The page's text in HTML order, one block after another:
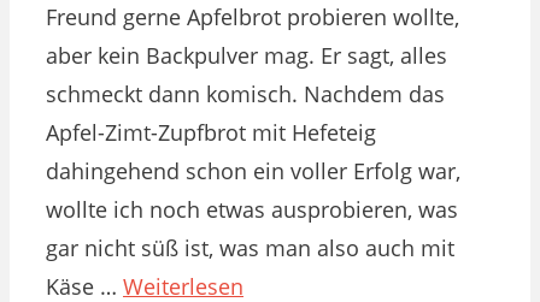
Freund gerne Apfelbrot probieren wollte,
aber kein Backpulver mag. Er sagt, alles
schmeckt dann komisch. Nachdem das
Apfel-Zimt-Zupfbrot mit Hefeteig
dahingehend schon ein voller Erfolg war,
wollte ich noch etwas ausprobieren, was
gar nicht süß ist, was man also auch mit
Käse … Weiterlesen